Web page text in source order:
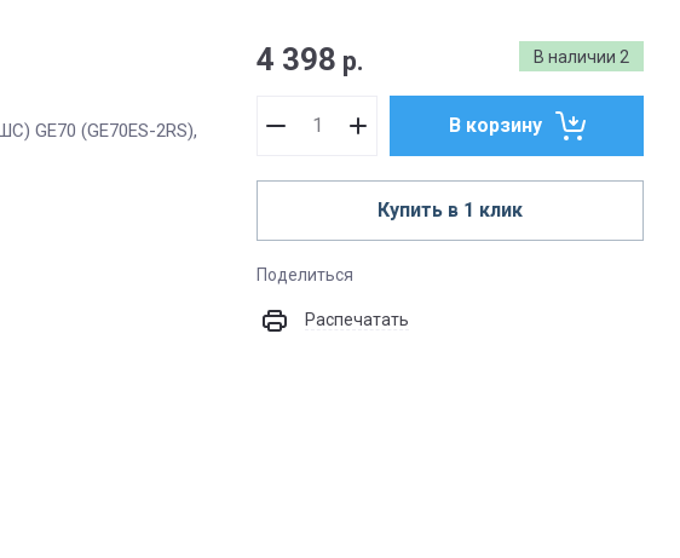
GE70 (GE70ES-2RS),
В наличии 2
4 398 р.
В корзину
Купить в 1 клик
Поделиться
Распечатать